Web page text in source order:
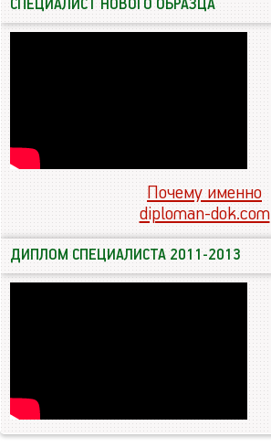
СПЕЦИАЛИСТ НОВОГО ОБРАЗЦА
Почему именно
diploman-dok.com
ДИПЛОМ СПЕЦИАЛИСТА 2011-2013